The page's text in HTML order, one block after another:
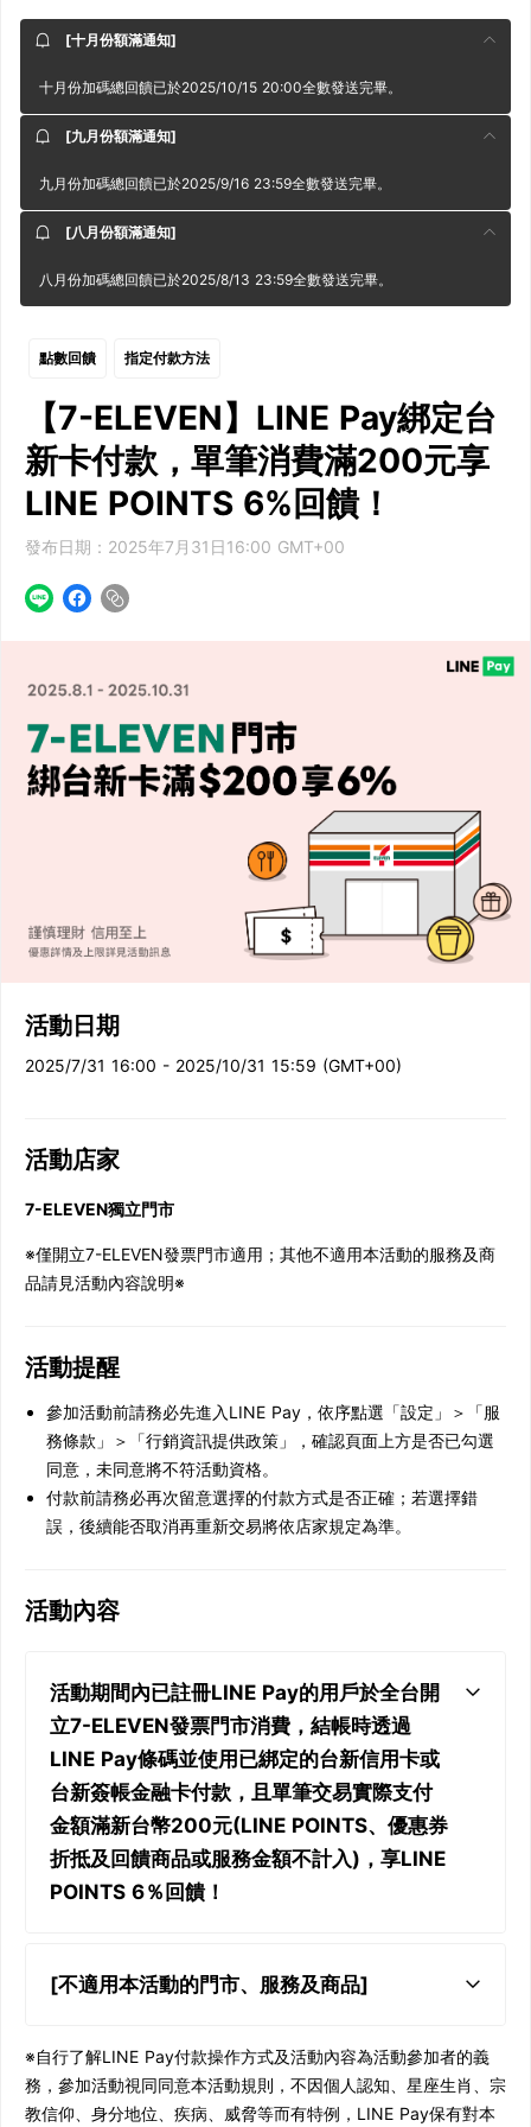
[十月份額滿通知]
十月份加碼總回饋已於2025/10/15 20:00全數發送完畢。
[九月份額滿通知]
九月份加碼總回饋已於2025/9/16 23:59全數發送完畢。
[八月份額滿通知]
八月份加碼總回饋已於2025/8/13 23:59全數發送完畢。
點數回饋 指定付款方法
【7-ELEVEN】LINE Pay綁定台
新卡付款，單筆消費滿200元享
LINE POINTS 6%回饋！
發布日期：2025年7月31日16:00 GMT+00
活動日期
2025/7/31 16:00 - 2025/10/31 15:59 (GMT+00)
活動店家
7-ELEVEN獨立門市
※僅開立7-ELEVEN發票門市適用；其他不適用本活動的服務及商
品請見活動內容說明※
活動提醒
參加活動前請務必先進入LINE Pay，依序點選「設定」＞「服
務條款」＞「行銷資訊提供政策」，確認頁面上方是否已勾選
同意，未同意將不符活動資格。
付款前請務必再次留意選擇的付款方式是否正確；若選擇錯
誤，後續能否取消再重新交易將依店家規定為準。
活動內容
活動期間內已註冊LINE Pay的用戶於全台開
立7-ELEVEN發票門市消費，結帳時透過
LINE Pay條碼並使用已綁定的台新信用卡或
台新簽帳金融卡付款，且單筆交易實際支付
金額滿新台幣200元(LINE POINTS、優惠券
折抵及回饋商品或服務金額不計入)，享LINE
POINTS 6％回饋！
[不適用本活動的門市、服務及商品]
※自行了解LINE Pay付款操作方式及活動內容為活動參加者的義
務，參加活動視同同意本活動規則，不因個人認知、星座生肖、宗
教信仰、身分地位、疾病、威脅等而有特例，LINE Pay保有對本